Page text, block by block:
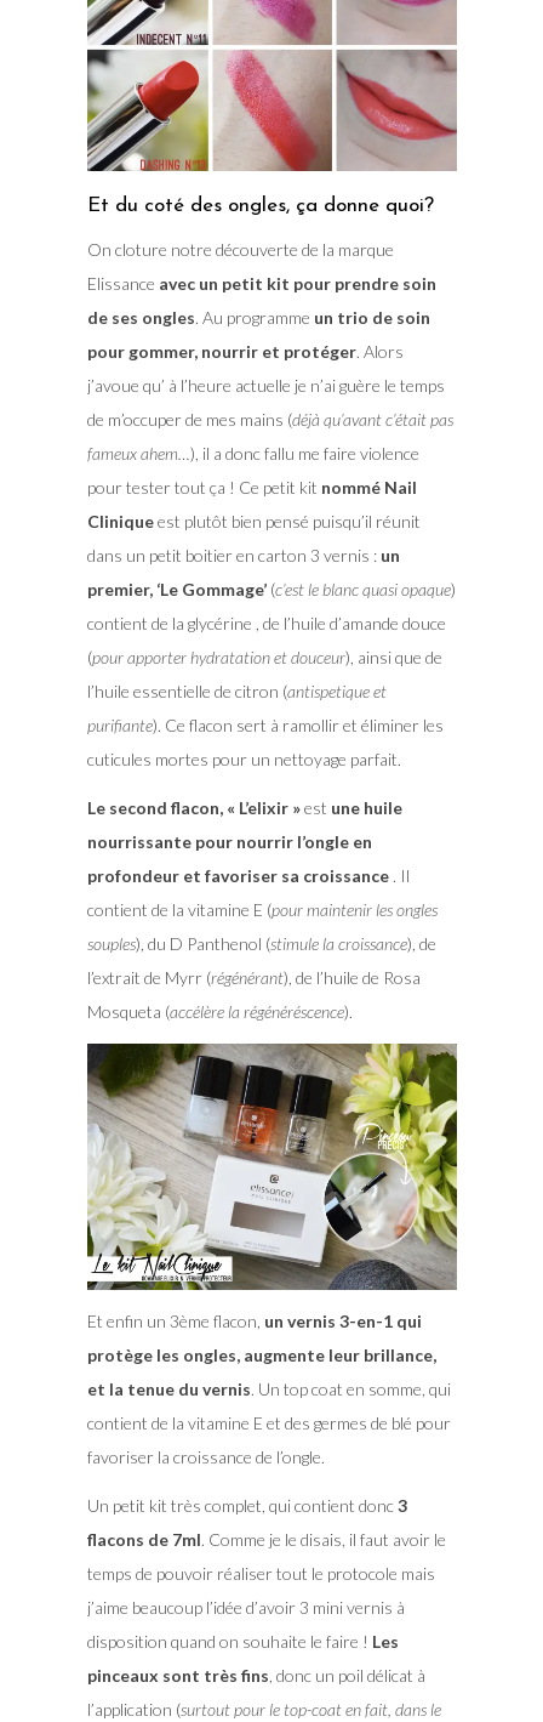
Et du coté des ongles, ça donne quoi?
On cloture notre découverte de la marque
Elissance avec un petit kit pour prendre soin
de ses ongles. Au programme un trio de soin
pour gommer, nourrir et protéger. Alors
j’avoue qu’ à l’heure actuelle je n’ai guère le temps
de m’occuper de mes mains (déjà qu’avant c’était pas
fameux ahem…), il a donc fallu me faire violence
pour tester tout ça ! Ce petit kit nommé Nail
Cliniqueest plutôt bien pensé puisqu’il réunit
dans un petit boitier en carton 3 vernis : un
premier, ‘Le Gommage’(c’est le blanc quasi opaque)
contient de la glycérine , de l’huile d’amande douce
(pour apporter hydratation et douceur), ainsi que de
l’huile essentielle de citron (antispetique et
purifiante). Ce flacon sert à ramollir et éliminer les
cuticules mortes pour un nettoyage parfait.
Le second flacon, « L’elixir »est une huile
nourrissante pour nourrir l’ongle en
profondeur et favoriser sa croissance. Il
contient de la vitamine E (pour maintenir les ongles
souples), du D Panthenol (stimule la croissance), de
l’extrait de Myrr (régénérant), de l’huile de Rosa
Mosqueta (accélère la régénéréscence).
Et enfin un 3ème flacon, un vernis 3-en-1 qui
protège les ongles, augmente leur brillance,
et la tenue du vernis. Un top coat en somme, qui
contient de la vitamine E et des germes de blé pour
favoriser la croissance de l’ongle.
Un petit kit très complet, qui contient donc3
flacons de 7ml. Comme je le disais, il faut avoir le
temps de pouvoir réaliser tout le protocole mais
j’aime beaucoup l’idée d’avoir 3 mini vernis à
disposition quand on souhaite le faire ! Les
pinceaux sont très fins , donc un poil délicat à
l’application (surtout pour le top-coat en fait, dans le